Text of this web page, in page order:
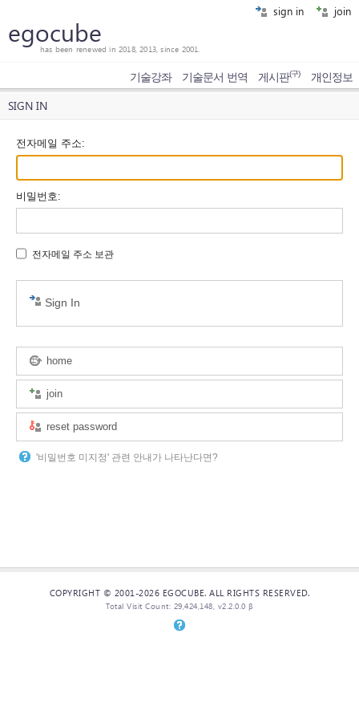
sign in join
egocube
has been renewed in 2018, 2013, since 2001.
기술강좌 기술문서 번역 게시판(구) 개인정보
SIGN IN
전자메일 주소:
비밀번호:
전자메일 주소 보관
Sign In
home
join
reset password
'비밀번호 미지정' 관련 안내가 나타난다면?
COPYRIGHT © 2001-2026 EGOCUBE. ALL RIGHTS RESERVED.
Total Visit Count: 29,424,148, v2.2.0.0 β